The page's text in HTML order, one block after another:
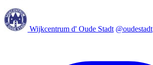
Wijkcentrum d' Oude Stadt @oudestadt